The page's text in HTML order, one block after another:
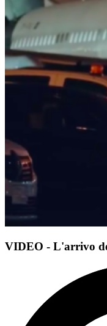
VIDEO - L'arrivo